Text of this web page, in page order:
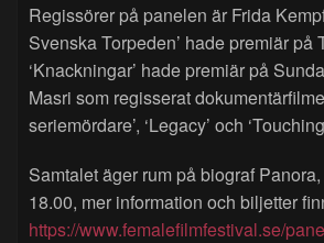
Regissörer på panelen är Frida
Svenska Torpeden’ hade premiär på
‘Knackningar’ hade premiär på
Masri som regisserat
seriemördare’, ‘Legacy’ och
Samtalet äger rum på biograf
18.00, mer information och biljetter
https://www.femalefilmfestival.se/